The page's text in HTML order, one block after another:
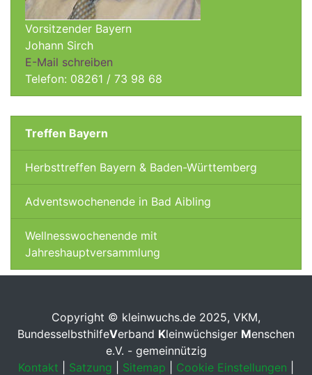
Vorsitzender Bayern
Johann Sirch
E-Mail schreiben
Telefon: 08261 / 73 98 68
Treffen Bayern
Herbsttreffen Bayern & Baden-Württemberg
Adventswochenende in Bad Aibling
Wellnesswochenende mit
Jahreshauptversammlung
Copyright © kleinwuchs.de 2025, VKM,
BundesselbsthilfeVerband Kleinwüchsiger Menschen
e.V. - gemeinnützig
Kontakt
Satzung Sitemap Cookie Einstellungen